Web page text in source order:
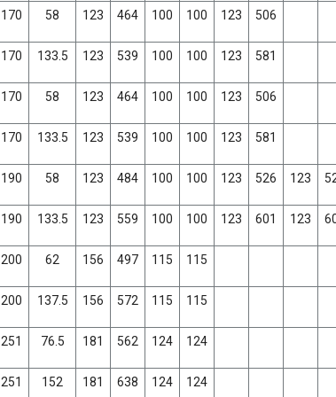
170 58 123 464 100 100 123 506
170 133.5 123 539 100 100 123 581
170 58 123 464 100 100 123 506
170 133.5 123 539 100 100 123 581
190 58 123 484 100 100 123 526 123
190 133.5 123 559 100 100 123 601 123
200 62 156 497 115 115
200 137.5 156 572 115 115
251 76.5 181 562 124 124
251 152 181 638 124 124